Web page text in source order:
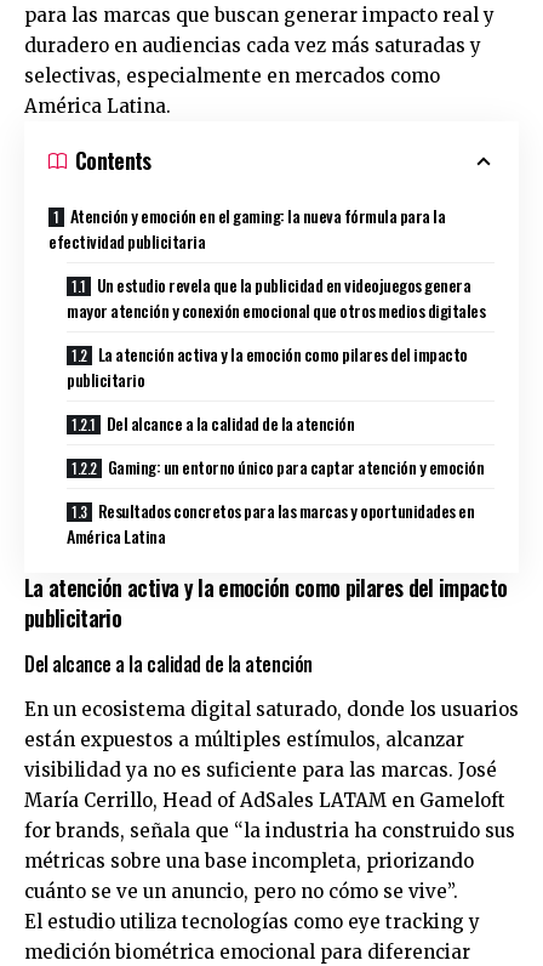
para las marcas que buscan generar impacto real y
duradero en audiencias cada vez más saturadas y
selectivas, especialmente en mercados como
América Latina.
Contents
Atención y emoción en el gaming: la nueva fórmula para la
efectividad publicitaria
Un estudio revela que la publicidad en videojuegos genera
mayor atención y conexión emocional que otros medios digitales
La atención activa y la emoción como pilares del impacto
publicitario
Del alcance a la calidad de la atención
Gaming: un entorno único para captar atención y emoción
Resultados concretos para las marcas y oportunidades en
América Latina
La atención activa y la emoción como pilares del impacto
publicitario
Del alcance a la calidad de la atención
En un ecosistema digital saturado, donde los usuarios
están expuestos a múltiples estímulos, alcanzar
visibilidad ya no es suficiente para las marcas. José
María Cerrillo, Head of AdSales LATAM en Gameloft
for brands, señala que “la industria ha construido sus
métricas sobre una base incompleta, priorizando
cuánto se ve un anuncio, pero no cómo se vive”.
El estudio utiliza tecnologías como eye tracking y
medición biométrica emocional para diferenciar